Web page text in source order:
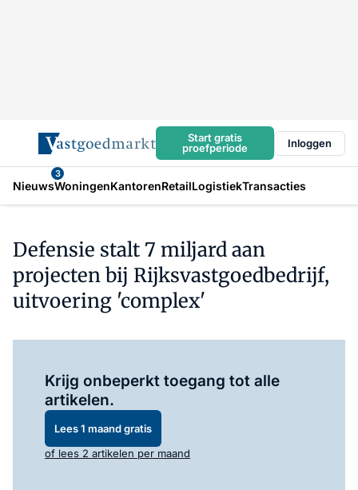
Start gratis
proefperiode
Inloggen
Nieuws
3
WoningenKantorenRetailLogistiekTransacties
Defensie stalt 7 miljard aan
projecten bij Rijksvastgoedbedrijf,
uitvoering 'complex'
Krijg onbeperkt toegang tot alle
artikelen.
Lees 1 maand gratis
of lees 2 artikelen per maand